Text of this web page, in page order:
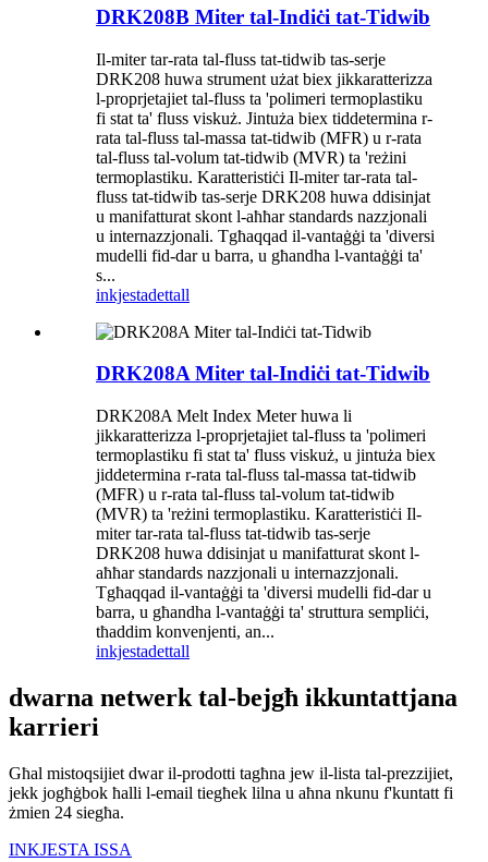
DRK208B Miter tal-Indiċi tat-Tidwib
Il-miter tar-rata tal-fluss tat-tidwib tas-serje
DRK208 huwa strument użat biex jikkaratterizza
l-proprjetajiet tal-fluss ta 'polimeri termoplastiku
fi stat ta' fluss viskuż. Jintuża biex tiddetermina r-
rata tal-fluss tal-massa tat-tidwib (MFR) u r-rata
tal-fluss tal-volum tat-tidwib (MVR) ta 'reżini
termoplastiku. Karatteristiċi Il-miter tar-rata tal-
fluss tat-tidwib tas-serje DRK208 huwa ddisinjat
u manifatturat skont l-aħħar standards nazzjonali
u internazzjonali. Tgħaqqad il-vantaġġi ta 'diversi
mudelli fid-dar u barra, u għandha l-vantaġġi ta'
s...
inkjestadettall
DRK208A Miter tal-Indiċi tat-Tidwib
DRK208A Melt Index Meter huwa li
jikkaratterizza l-proprjetajiet tal-fluss ta 'polimeri
termoplastiku fi stat ta' fluss viskuż, u jintuża biex
jiddetermina r-rata tal-fluss tal-massa tat-tidwib
(MFR) u r-rata tal-fluss tal-volum tat-tidwib
(MVR) ta 'reżini termoplastiku. Karatteristiċi Il-
miter tar-rata tal-fluss tat-tidwib tas-serje
DRK208 huwa ddisinjat u manifatturat skont l-
aħħar standards nazzjonali u internazzjonali.
Tgħaqqad il-vantaġġi ta 'diversi mudelli fid-dar u
barra, u għandha l-vantaġġi ta' struttura sempliċi,
tħaddim konvenjenti, an...
inkjestadettall
dwarna netwerk tal-bejgħ ikkuntattjana
karrieri
Għal mistoqsijiet dwar il-prodotti tagħna jew il-lista tal-prezzijiet,
jekk jogħġbok ħalli l-email tiegħek lilna u aħna nkunu f'kuntatt fi
żmien 24 siegħa.
INKJESTA ISSA